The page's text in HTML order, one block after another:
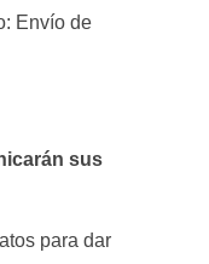
Envío de
sus
para dar